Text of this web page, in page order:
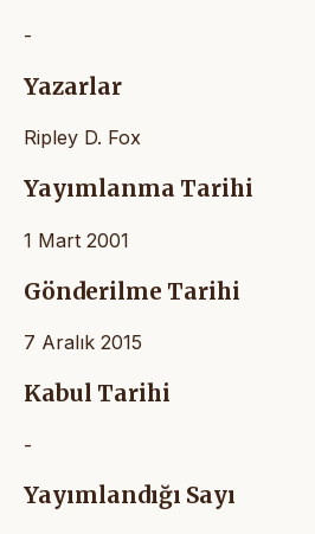
-
Yazarlar
Ripley D. Fox
Yayımlanma Tarihi
1 Mart 2001
Gönderilme Tarihi
7 Aralık 2015
Kabul Tarihi
-
Yayımlandığı Sayı